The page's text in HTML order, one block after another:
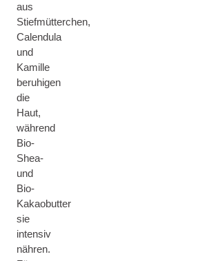
aus
Stiefmütterchen,
Calendula
und
Kamille
beruhigen
die
Haut,
während
Bio-
Shea-
und
Bio-
Kakaobutter
sie
intensiv
nähren.